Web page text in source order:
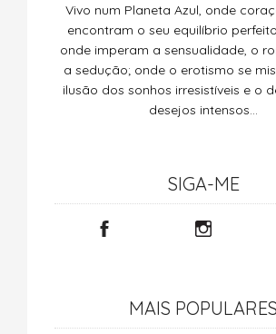
Vivo num Planeta Azul, onde
encontram o seu equilíbrio
onde imperam a sensualidade, o
a sedução; onde o erotismo se
ilusão dos sonhos irresistíveis e o
desejos intensos…
SIGA-ME
MAIS POPULARES